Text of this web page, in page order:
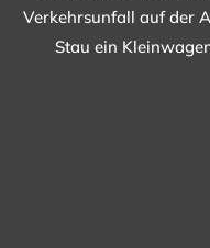
Verkehrsunfall auf der
Stau ein